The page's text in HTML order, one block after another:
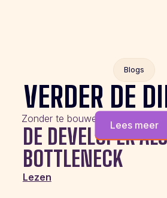
Blogs
VERDER DE
Zonder te bouwen aan de slag
Lees meer
DE DEVELOPER
BOTTLENECK
Lezen